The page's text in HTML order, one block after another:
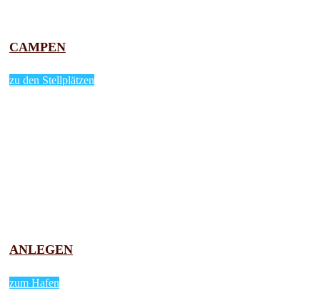
CAMPEN
zu den Stellplätzen
ANLEGEN
zum Hafen